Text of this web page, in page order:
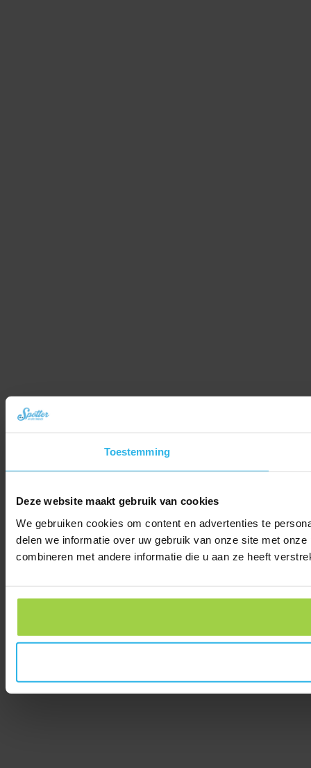
Toestemming
Deze website maakt gebruik van cookies
We gebruiken cookies om content en advertenties te
delen we informatie over uw gebruik van onze site met
combineren met andere informatie die u aan ze heeft